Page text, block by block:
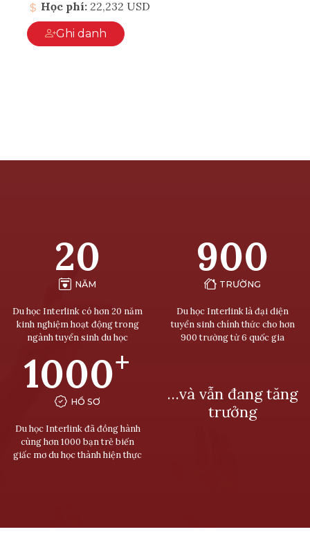
Học phí: 22,232 USD
Ghi danh
20
NĂM
Du học Interlink có hơn 20 năm
kinh nghiệm hoạt động trong
ngành tuyển sinh du học
900
TRƯỜNG
Du học Interlink là đại diện
tuyển sinh chính thức cho hơn
900 trường từ 6 quốc gia
1000+
HỒ SƠ
Du học Interlink đã đồng hành
cùng hơn 1000 bạn trẻ biến
giấc mơ du học thành hiện thực
…và vẫn đang tăng
trưởng